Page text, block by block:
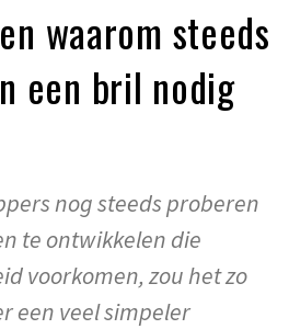
waarom steeds
een bril nodig
nog steeds proberen
te ontwikkelen die
voorkomen, zou het zo
een veel simpeler